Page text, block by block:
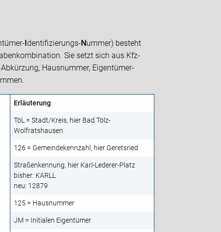
Identifizierungs-Nummer) besteht
Sie setzt sich aus Kfz-
Hausnummer, Eigentümer-
Erläuterung:
TöL = Stadt/Kreis, hier Bad Tölz-
Wolfratshausen
126 = Gemeindekennzahl, hier Geretsried
Straßenkennung, hier Karl-Lederer-Platz
bisher: KARLL
neu: 12879
125 = Hausnummer
JM = Initialen Eigentümer